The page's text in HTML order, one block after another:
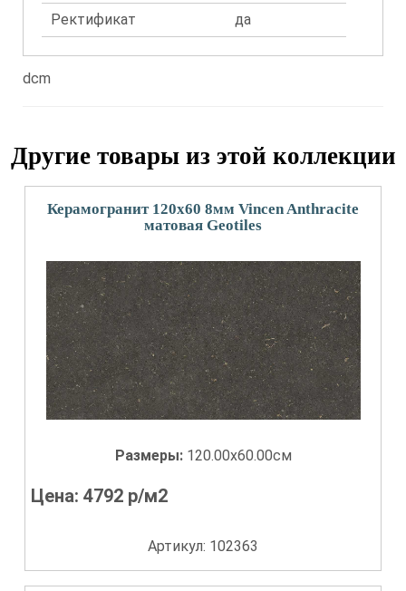
Ректификат
да
dcm
Другие товары из этой коллекции
Керамогранит 120x60 8мм Vincen Anthracite
матовая Geotiles
Размеры: 120.00x60.00см
Цена:4792 р/м2
Артикул: 102363